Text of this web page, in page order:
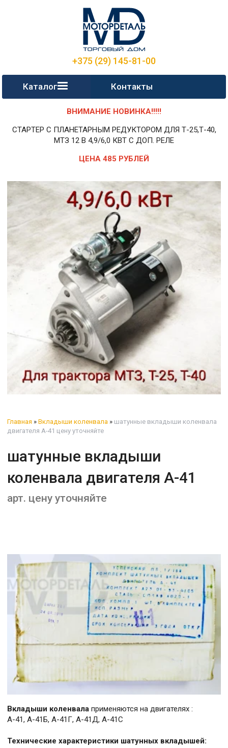
+375 (29) 145-81-00
Каталог Контакты
ВНИМАНИЕ НОВИНКА!!!!!
СТАРТЕР С ПЛАНЕТАРНЫМ РЕДУКТОРОМ ДЛЯ Т-25,Т-40,
МТЗ 12 В 4,9/6,0 КВТ С ДОП. РЕЛЕ
ЦЕНА 485 РУБЛЕЙ
Главная » Вкладыши коленвала » шатунные вкладыши коленвала
двигателя А-41 цену уточняйте
шатунные вкладыши
коленвала двигателя А-41
арт. цену уточняйте
Вкладыши коленвала применяются на двигателях :
А-41, А-41Б, А-41Г, А-41Д, А-41С
Технические характеристики шатунных вкладышей: